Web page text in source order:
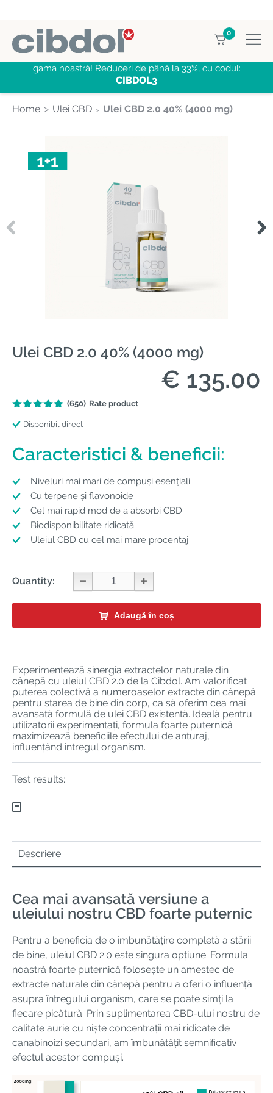
0
CUMPĂRĂ 3, PLĂTEȘTE PENTRU 2
gama noastră! Reduceri de până la 33%, cu codul:
CIBDOL3
Home Ulei CBD Ulei CBD 2.0 40% (4000 mg)
Ulei CBD 2.0 40% (4000 mg)
€ 135.00
(650) Rate product
Disponibil direct
Caracteristici & beneficii:
Niveluri mai mari de compuși esențiali
Cu terpene și flavonoide
Cel mai rapid mod de a absorbi CBD
Biodisponibilitate ridicată
Uleiul CBD cu cel mai mare procentaj
Quantity:
Adaugă în coș
Experimentează sinergia extractelor naturale din
cânepă cu uleiul CBD 2.0 de la Cibdol. Am valorificat
puterea colectivă a numeroaselor extracte din cânepă
pentru starea de bine din corp, ca să oferim cea mai
avansată formulă de ulei CBD existentă. Ideală pentru
utilizatorii experimentați, formula foarte puternică
maximizează beneficiile efectului de anturaj,
influențând întregul organism.
Test results:
Descriere
Cea mai avansată versiune a
uleiului nostru CBD foarte puternic
Pentru a beneficia de o îmbunătățire completă a stării
de bine, uleiul CBD 2.0 este singura opțiune. Formula
noastră foarte puternică folosește un amestec de
extracte naturale din cânepă pentru a oferi o influență
asupra întregului organism, care se poate simți la
fiecare picătură. Prin suplimentarea CBD-ului nostru de
calitate aurie cu niște concentrații mai ridicate de
canabinoizi secundari, am îmbunătățit semnificativ
efectul acestor compuși.